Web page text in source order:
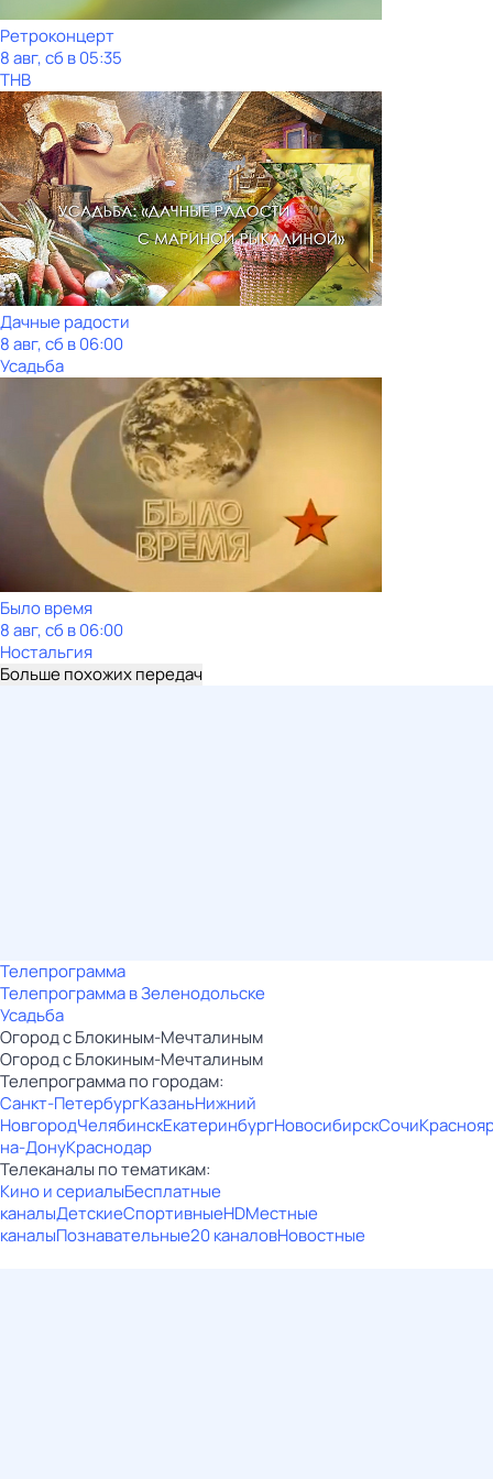
Ретроконцерт
8 авг, сб в 05:35
ТНВ
Дачные радости
8 авг, сб в 06:00
Усадьба
Было время
8 авг, сб в 06:00
Ностальгия
Больше похожих передач
Телепрограмма
Телепрограмма в Зеленодольске
Усадьба
Огород с Блокиным-Мечталиным
Огород с Блокиным-Мечталиным
Телепрограмма по городам:
Санкт-ПетербургКазаньНижний
НовгородЧелябинскЕкатеринбургНовосибирскСочи
на-ДонуКраснодар
Телеканалы по тематикам:
Кино и сериалыБесплатные
каналыДетскиеСпортивныеHDМестные
каналыПознавательные20 каналовНовостные